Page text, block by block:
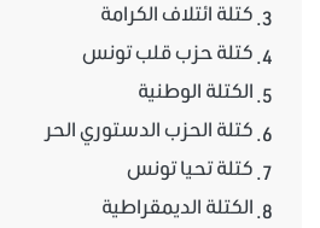
3. كتلة ائتلاف الكرامة
4. كتلة حزب قلب تونس
5. الكتلة الوطنية
6. كتلة الحزب الدستوري الحر
7. كتلة تحيا تونس
8. الكتلة الديمقراطية